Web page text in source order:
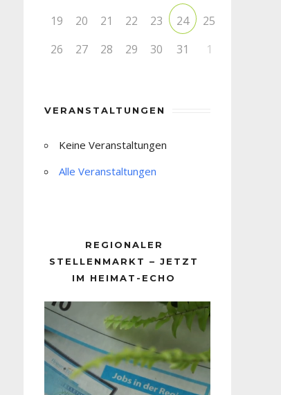
19
20 21 22 23 24
25
26
27 28 29 30 31 1
VERANSTALTUNGEN
Keine Veranstaltungen
Alle Veranstaltungen
REGIONALER
STELLENMARKT – JETZT
IM HEIMAT-ECHO
Player